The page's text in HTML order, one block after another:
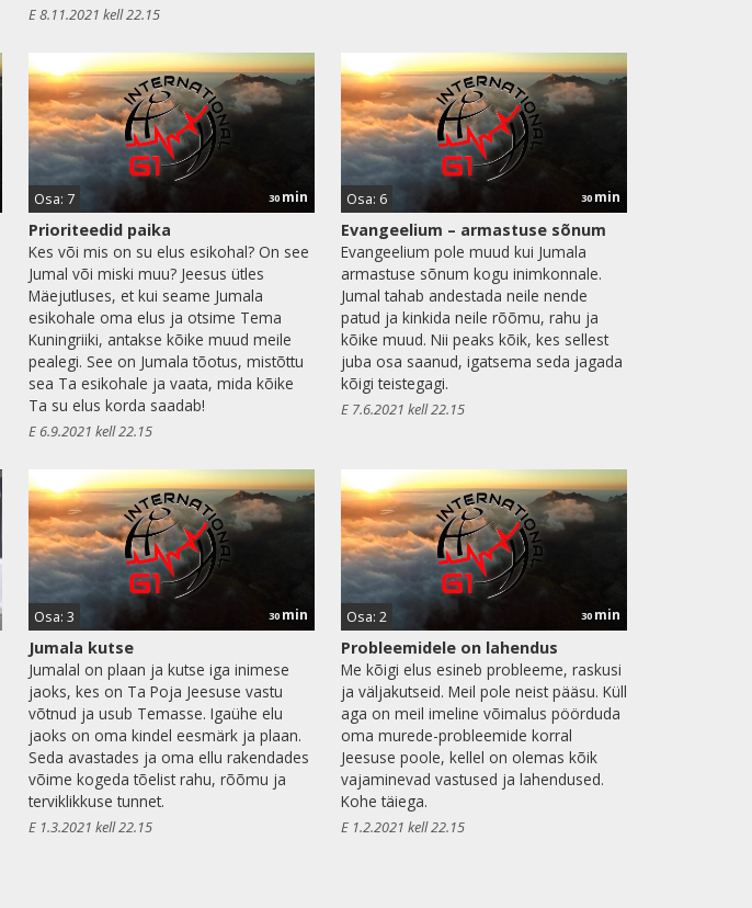
E 8.11.2021 kell 22.15
Osa: 7 30 min
Prioriteedid paika
Kes või mis on su elus esikohal? On see
Jumal või miski muu? Jeesus ütles
Mäejutluses, et kui seame Jumala
esikohale oma elus ja otsime Tema
Kuningriiki, antakse kõike muud meile
pealegi. See on Jumala tõotus, mistõttu
sea Ta esikohale ja vaata, mida kõike
Ta su elus korda saadab!
E 6.9.2021 kell 22.15
Osa: 6 30 min
Evangeelium – armastuse sõnum
Evangeelium pole muud kui Jumala
armastuse sõnum kogu inimkonnale.
Jumal tahab andestada neile nende
patud ja kinkida neile rõõmu, rahu ja
kõike muud. Nii peaks kõik, kes sellest
juba osa saanud, igatsema seda jagada
kõigi teistegagi.
E 7.6.2021 kell 22.15
Osa: 3 30 min
Jumala kutse
Jumalal on plaan ja kutse iga inimese
jaoks, kes on Ta Poja Jeesuse vastu
võtnud ja usub Temasse. Igaühe elu
jaoks on oma kindel eesmärk ja plaan.
Seda avastades ja oma ellu rakendades
võime kogeda tõelist rahu, rõõmu ja
terviklikkuse tunnet.
E 1.3.2021 kell 22.15
Osa: 2 30 min
Probleemidele on lahendus
Me kõigi elus esineb probleeme, raskusi
ja väljakutseid. Meil pole neist pääsu. Küll
aga on meil imeline võimalus pöörduda
oma murede-probleemide korral
Jeesuse poole, kellel on olemas kõik
vajaminevad vastused ja lahendused.
Kohe täiega.
E 1.2.2021 kell 22.15